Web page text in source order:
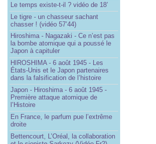
Le temps existe-t-il ? vidéo de 18’
Le tigre - un chasseur sachant
chasser ! (vidéo 57’44)
Hiroshima - Nagazaki - Ce n’est pas
la bombe atomique qui a poussé le
Japon à capituler
HIROSHIMA - 6 août 1945 - Les
États-Unis et le Japon partenaires
dans la falsification de l’histoire
Japon - Hiroshima - 6 août 1945 -
Première attaque atomique de
l’Histoire
En France, le parfum pue l’extrême
droite
Bettencourt, L’Oréal, la collaboration